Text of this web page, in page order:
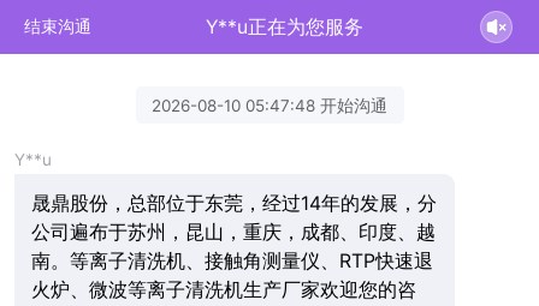
结束沟通 Y**u正在为您服务
2026-08-10 05:47:48 开始沟通
Y**u
晟鼎股份，总部位于东莞，经过14年的发展，分
公司遍布于苏州，昆山，重庆，成都、印度、越
南。等离子清洗机、接触角测量仪、RTP快速退
火炉、微波等离子清洗机生产厂家欢迎您的咨